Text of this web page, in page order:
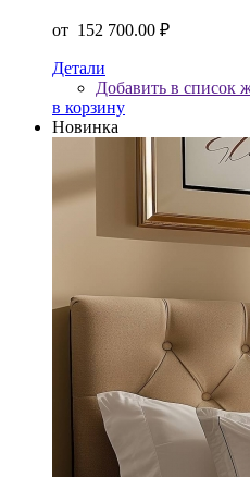
от 152 700.00 ₽
Детали
Добавить в список
в корзину
Новинка